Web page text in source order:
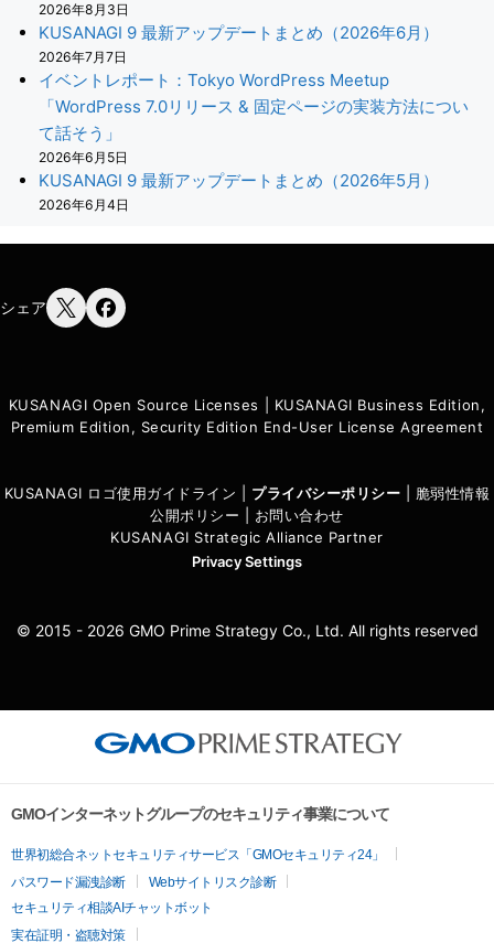
2026年8月3日
KUSANAGI 9 最新アップデートまとめ（2026年6月）
2026年7月7日
イベントレポート：Tokyo WordPress Meetup
「WordPress 7.0リリース & 固定ページの実装方法につい
て話そう」
2026年6月5日
KUSANAGI 9 最新アップデートまとめ（2026年5月）
2026年6月4日
シェア
KUSANAGI Open Source Licenses
KUSANAGI Business Edition,
Premium Edition, Security Edition End-User License Agreement
KUSANAGI ロゴ使用ガイドライン プライバシーポリシー
脆弱性情報
公開ポリシー
お問い合わせ
KUSANAGI Strategic Alliance Partner
Privacy Settings
© 2015 - 2026 GMO Prime Strategy Co., Ltd. All rights reserved
GMOインターネットグループのセキュリティ事業について
世界初総合ネットセキュリティサービス「GMOセキュリティ24」
パスワード漏洩診断
Webサイトリスク診断
セキュリティ相談AIチャットボット
実在証明・盗聴対策